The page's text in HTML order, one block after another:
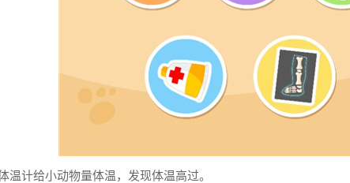
温计给小动物量体温，发现体温高过。